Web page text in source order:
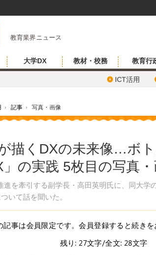
教育業界ニュース
大学DX 教材・校務 教育行
ICT活用
› 記事 › 写真・画像
描くDXの未来像…ボ
の実践 5枚目の写真・
を牽引する副学長・高田英明氏に、同大学
いて話を聞いた。
記事は会員限定です。会員登録すると続きを
残り: 27文字/全文: 28文字